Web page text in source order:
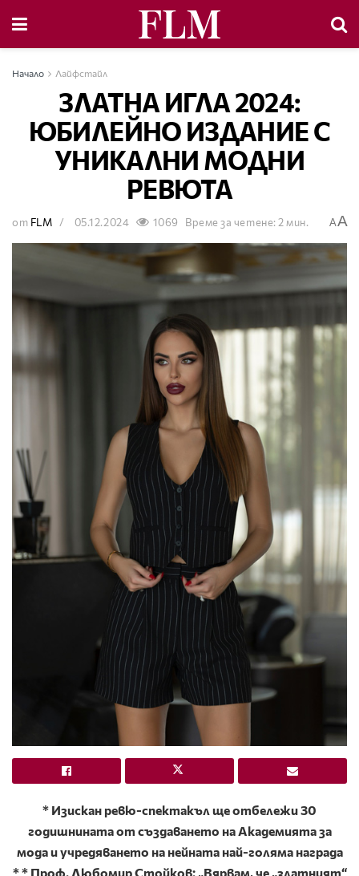
Начало Лайфстайл
ЗЛАТНА ИГЛА 2024:
ЮБИЛЕЙНО ИЗДАНИЕ С
УНИКАЛНИ МОДНИ
РЕВЮТА
от FLM 05.12.2024 1069 Време за четене: 2 мин. AA
* Изискан ревю-спектакъл ще отбележи 30
годишнината от създаването на Академията за
мода и учредяването на нейната най-голяма награда
* * Проф. Любомир Стойков: „Вярвам, че „златният“